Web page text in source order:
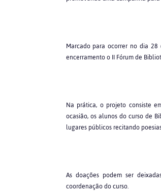
Marcado para ocorrer no dia
encerramento o II Fórum de
Na prática, o projeto consiste
ocasião, os alunos do curso de
lugares públicos recitando
As doações podem ser
coordenação do curso.